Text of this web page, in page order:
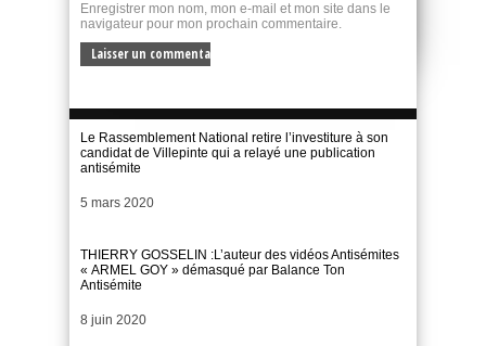
Enregistrer mon nom, mon e-mail et mon site dans le
navigateur pour mon prochain commentaire.
Le Rassemblement National retire l’investiture à son
candidat de Villepinte qui a relayé une publication
antisémite
Date
5 mars 2020
THIERRY GOSSELIN :L’auteur des vidéos Antisémites
« ARMEL GOY » démasqué par Balance Ton
Antisémite
Date
8 juin 2020